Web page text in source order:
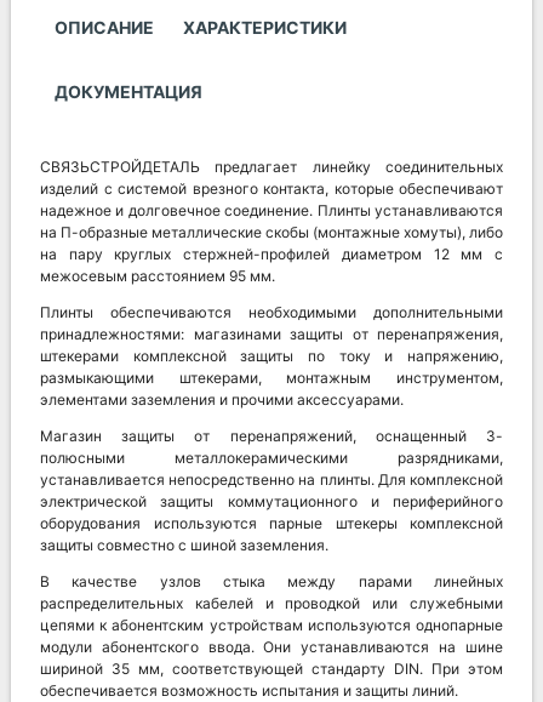
ОПИСАНИЕ ХАРАКТЕРИСТИКИ
ДОКУМЕНТАЦИЯ
СВЯЗЬСТРОЙДЕТАЛЬ предлагает линейку соединительных
изделий с системой врезного контакта, которые обеспечивают
надежное и долговечное соединение. Плинты устанавливаются
на П-образные металлические скобы (монтажные хомуты), либо
на пару круглых стержней-профилей диаметром 12 мм с
межосевым расстоянием 95 мм.
Плинты обеспечиваются необходимыми дополнительными
принадлежностями: магазинами защиты от перенапряжения,
штекерами комплексной защиты по току и напряжению,
размыкающими штекерами, монтажным инструментом,
элементами заземления и прочими аксессуарами.
Магазин защиты от перенапряжений, оснащенный 3-
полюсными металлокерамическими разрядниками,
устанавливается непосредственно на плинты. Для комплексной
электрической защиты коммутационного и периферийного
оборудования используются парные штекеры комплексной
защиты совместно с шиной заземления.
В качестве узлов стыка между парами линейных
распределительных кабелей и проводкой или служебными
цепями к абонентским устройствам используются однопарные
модули абонентского ввода. Они устанавливаются на шине
шириной 35 мм, соответствующей стандарту DIN. При этом
обеспечивается возможность испытания и защиты линий.